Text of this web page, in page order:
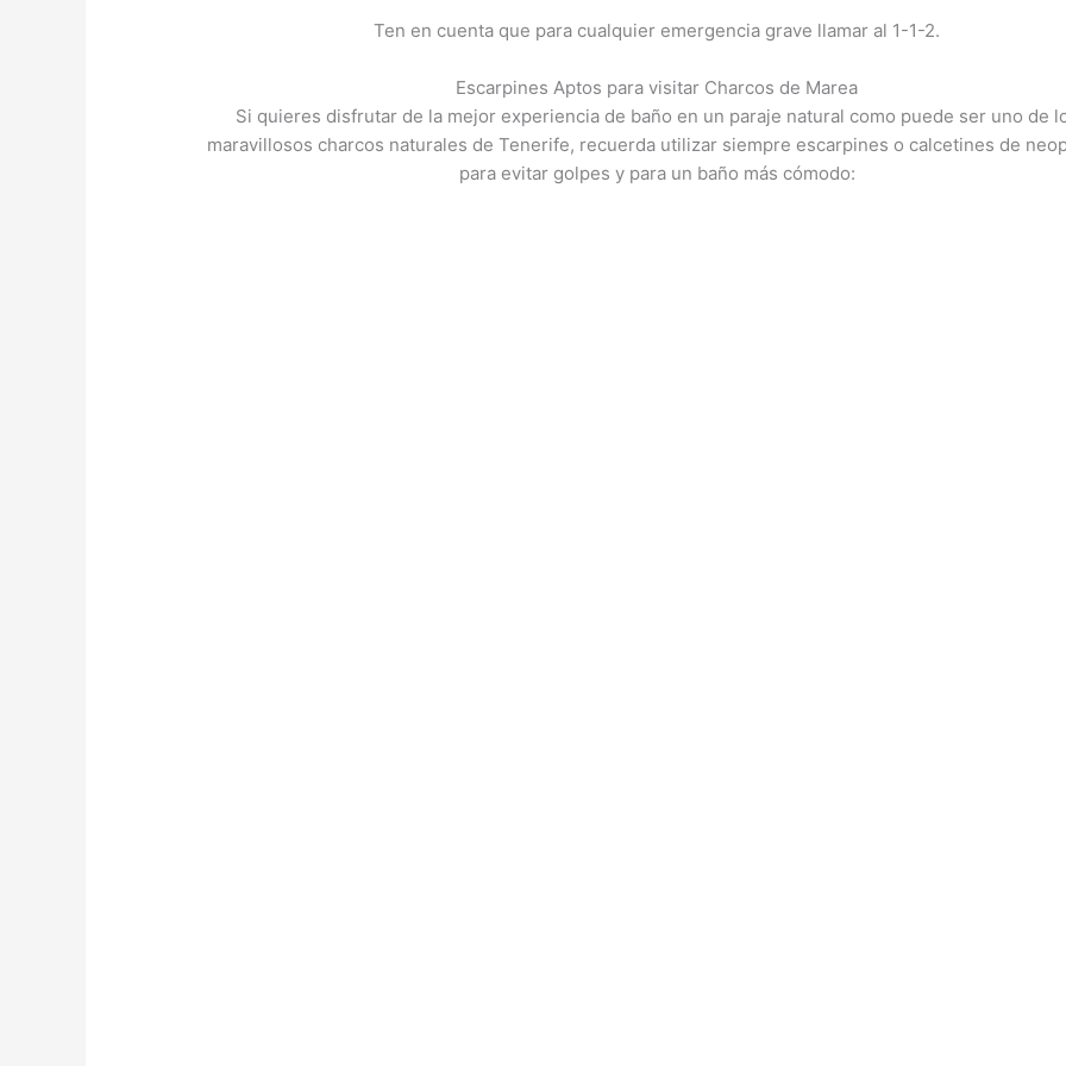
Ten en cuenta que para cualquier emergencia grave llamar al 1-1-2.
Escarpines Aptos para visitar Charcos de Marea
Si quieres disfrutar de la mejor experiencia de baño en un paraje natural como puede ser uno de
maravillosos charcos naturales de Tenerife, recuerda utilizar siempre escarpines o calcetines de
para evitar golpes y para un baño más cómodo: